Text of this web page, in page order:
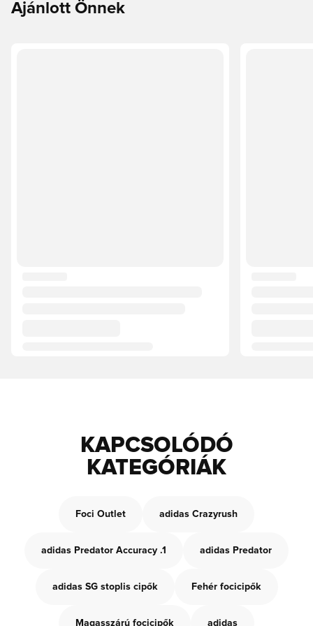
Ajánlott Önnek
KAPCSOLÓDÓ
KATEGÓRIÁK
Foci Outlet adidas Crazyrush
adidas Predator Accuracy .1 adidas Predator
adidas SG stoplis cipők Fehér focicipők
Magasszárú focicipők adidas